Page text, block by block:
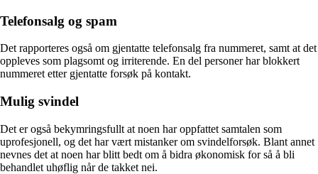
Telefonsalg og spam
Det rapporteres også om gjentatte telefonsalg fra nummeret, samt at det
oppleves som plagsomt og irriterende. En del personer har blokkert
nummeret etter gjentatte forsøk på kontakt.
Mulig svindel
Det er også bekymringsfullt at noen har oppfattet samtalen som
uprofesjonell, og det har vært mistanker om svindelforsøk. Blant annet
nevnes det at noen har blitt bedt om å bidra økonomisk for så å bli
behandlet uhøflig når de takket nei.